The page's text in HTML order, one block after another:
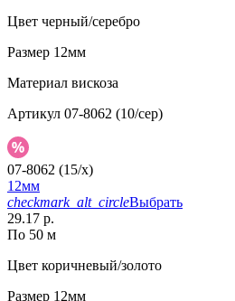
Цвет черный/серебро
Размер 12мм
Материал вискоза
Артикул 07-8062 (10/сер)
07-8062 (15/x)
12мм
checkmark_alt_circleВыбрать
29.17 р.
По 50 м
Цвет коричневый/золото
Размер 12мм